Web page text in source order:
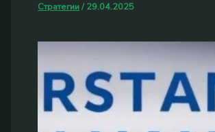
Стратегии/ 29.04.2025